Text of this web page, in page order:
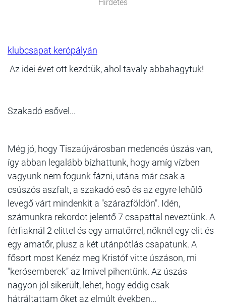
Hirdetés
klubcsapat kerópályán
Az idei évet ott kezdtük, ahol tavaly abbahagytuk!
Szakadó esővel...
Még jó, hogy Tiszaújvárosban medencés úszás van,
így abban legalább bízhattunk, hogy amíg vízben
vagyunk nem fogunk fázni, utána már csak a
csúszós aszfalt, a szakadó eső és az egyre lehűlő
levegő várt mindenkit a "szárazföldön". Idén,
számunkra rekordot jelentő 7 csapattal neveztünk. A
férfiaknál 2 elittel és egy amatőrrel, nőknél egy elit és
egy amatőr, plusz a két utánpótlás csapatunk. A
fősort most Kenéz meg Kristóf vitte úszáson, mi
"kerósemberek" az Imivel pihentünk. Az úszás
nagyon jól sikerült, lehet, hogy eddig csak
hátráltattam őket az elmúlt években...